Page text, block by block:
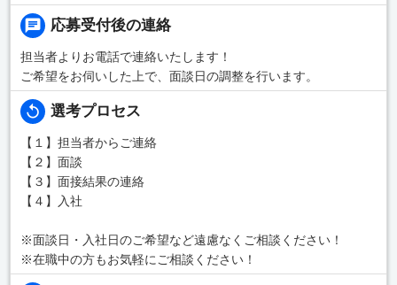
応募受付後の連絡
担当者よりお電話で連絡いたします！
ご希望をお伺いした上で、面談日の調整を行います。
選考プロセス
【１】担当者からご連絡
【２】面談
【３】面接結果の連絡
【４】入社
※面談日・入社日のご希望など遠慮なくご相談ください！
※在職中の方もお気軽にご相談ください！